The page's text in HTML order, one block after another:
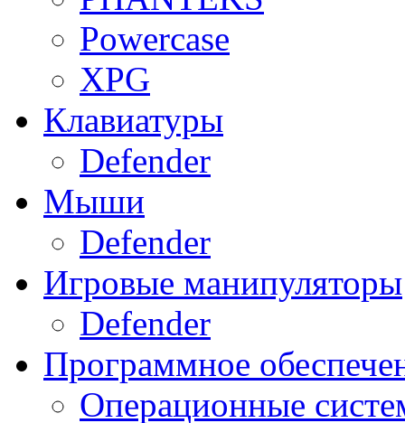
Powercase
XPG
Клавиатуры
Defender
Мыши
Defender
Игровые манипуляторы
Defender
Программное
Операционные